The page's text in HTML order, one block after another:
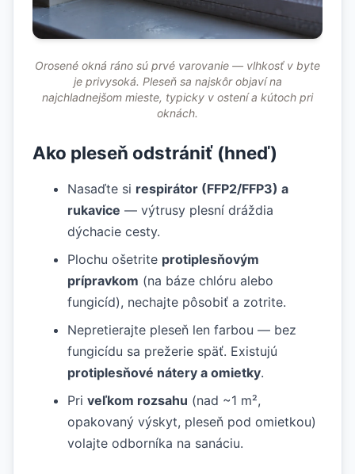
Orosené okná ráno sú prvé varovanie — vlhkosť v byte
je privysoká. Pleseň sa najskôr objaví na
najchladnejšom mieste, typicky v ostení a kútoch pri
oknách.
Ako pleseň odstrániť (hneď)
Nasaďte si respirátor (FFP2/FFP3) a
rukavice — výtrusy plesní dráždia
dýchacie cesty.
Plochu ošetrite protiplesňovým
prípravkom (na báze chlóru alebo
fungicíd), nechajte pôsobiť a zotrite.
Nepretierajte pleseň len farbou — bez
fungicídu sa prežerie späť. Existujú
protiplesňové nátery a omietky.
Pri veľkom rozsahu (nad ~1 m²,
opakovaný výskyt, pleseň pod omietkou)
volajte odborníka na sanáciu.